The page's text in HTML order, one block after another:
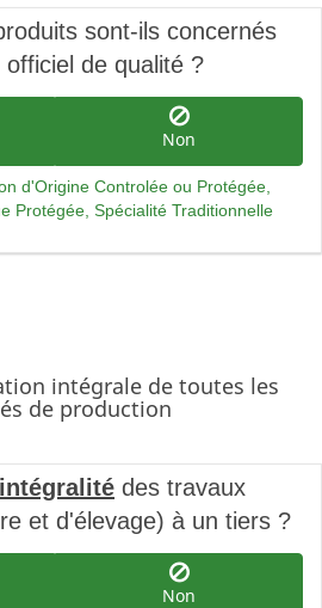
sont-ils concernés
de qualité ?
Non
d'Origine Controlée ou Protégée,
Protégée, Spécialité Traditionnelle
intégrale de toutes les
de production
des travaux
et d'élevage) à un tiers ?
Non